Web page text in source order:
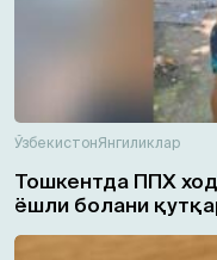
ЎзбекистонЯнгиликлар
Тошкентда ППХ
ёшли болани